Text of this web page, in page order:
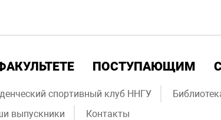
ПОСТУПАЮЩИМ
спортивный клуб ННГУ
выпускники
Контакты